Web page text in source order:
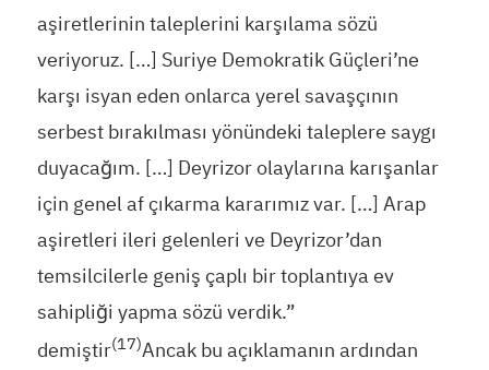
aşiretlerinin taleplerini karşılama sözü
veriyoruz. […] Suriye Demokratik Güçleri’ne
karşı isyan eden onlarca yerel savaşçının
serbest bırakılması yönündeki taleplere saygı
duyacağım. […] Deyrizor olaylarına karışanlar
için genel af çıkarma kararımız var. […] Arap
aşiretleri ileri gelenleri ve Deyrizor’dan
temsilcilerle geniş çaplı bir toplantıya ev
sahipliği yapma sözü verdik.”
demiştir(17)Ancak bu açıklamanın ardından